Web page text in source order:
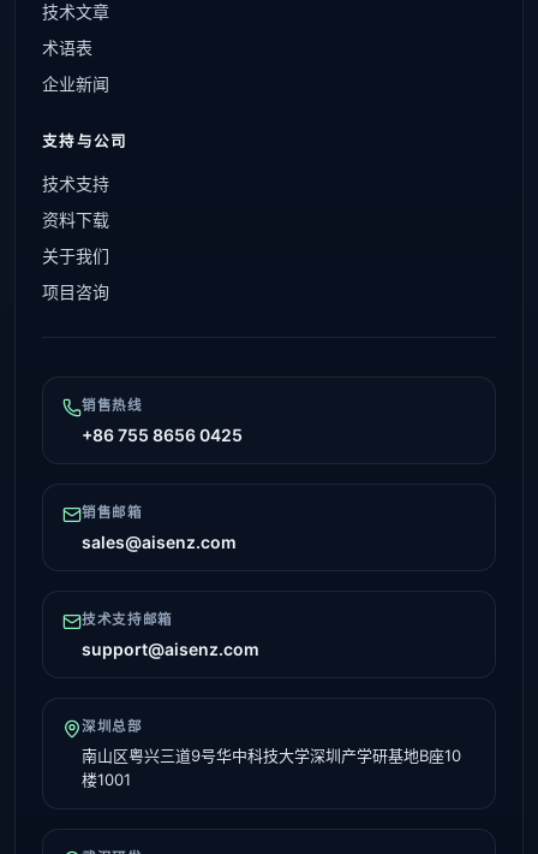
技术文章
术语表
企业新闻
支持与公司
技术支持
资料下载
关于我们
项目咨询
销售热线
+86 755 8656 0425
销售邮箱
sales@aisenz.com
技术支持邮箱
support@aisenz.com
深圳总部
南山区粤兴三道9号华中科技大学深圳产学研基地B座10
楼1001